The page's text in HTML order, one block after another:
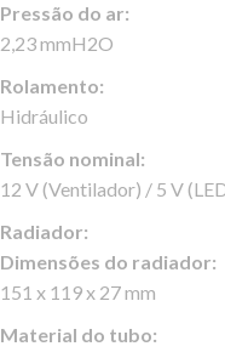
Pressão do ar:
2,23 mmH2O
Rolamento:
Hidráulico
Tensão nominal:
12 V (Ventilador) / 5 V
Radiador:
Dimensões do radiador:
151 x 119 x 27 mm
Material do tubo: